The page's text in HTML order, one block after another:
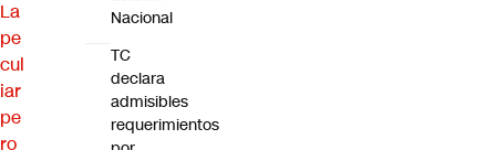
La
pe
cul
iar
pe
ro
Nacional
TC
declara
admisibles
requerimientos